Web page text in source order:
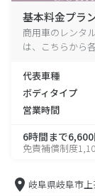
基本料金プラ
商用車のレンタ
は、こちらから
代表車種
ボディタイプ
営業時間
6時間まで
免責補償制度
岐阜県岐阜市